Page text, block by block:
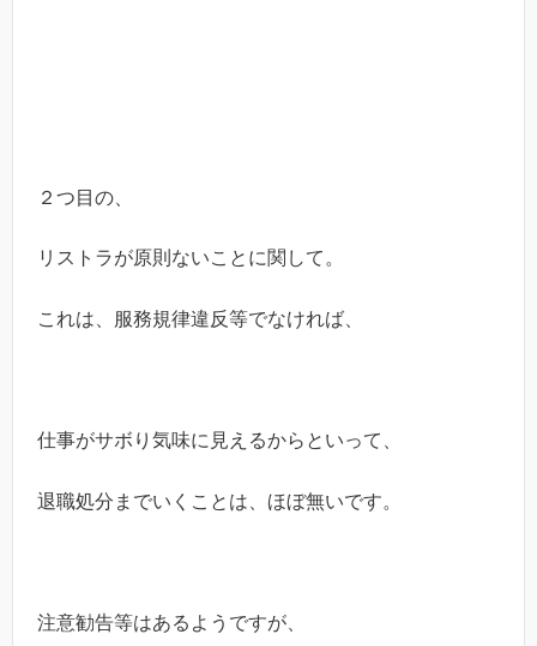
２つ目の、
リストラが原則ないことに関して。
これは、服務規律違反等でなければ、
仕事がサボり気味に見えるからといって、
退職処分までいくことは、ほぼ無いです。
注意勧告等はあるようですが、